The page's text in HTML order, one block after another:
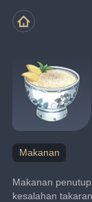
Makanan
Makanan
kesalahan